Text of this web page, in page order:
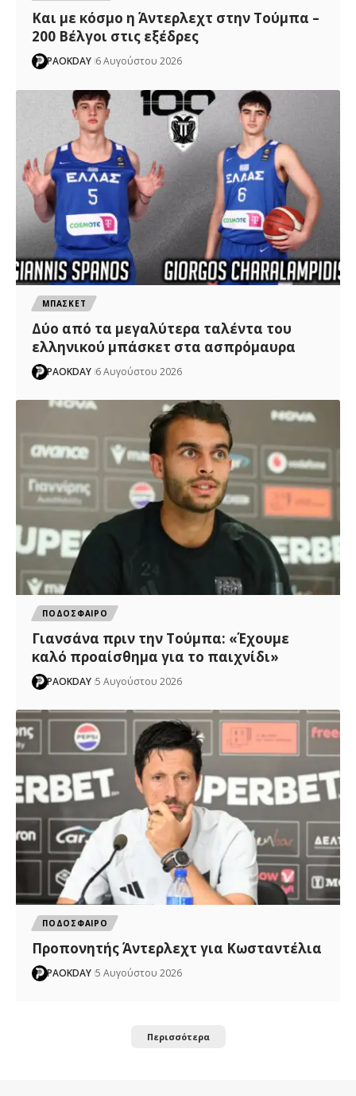
Και με κόσμο η Άντερλεχτ στην Τούμπα –
200 Βέλγοι στις εξέδρες
PAOKDAY 6 Αυγούστου 2026
ΜΠΑΣΚΕΤ
Δύο από τα μεγαλύτερα ταλέντα του
ελληνικού μπάσκετ στα ασπρόμαυρα
PAOKDAY 6 Αυγούστου 2026
ΠΟΔΟΣΦΑΙΡΟ
Γιανσάνα πριν την Τούμπα: «Έχουμε
καλό προαίσθημα για το παιχνίδι»
PAOKDAY 5 Αυγούστου 2026
ΠΟΔΟΣΦΑΙΡΟ
Προπονητής Άντερλεχτ για Κωσταντέλια
PAOKDAY 5 Αυγούστου 2026
Περισσότερα